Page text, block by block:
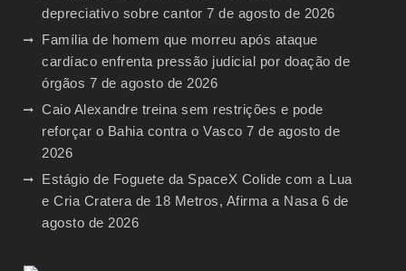
depreciativo sobre cantor 7 de agosto de 2026
Família de homem que morreu após ataque
cardíaco enfrenta pressão judicial por doação de
órgãos 7 de agosto de 2026
Caio Alexandre treina sem restrições e pode
reforçar o Bahia contra o Vasco 7 de agosto de
2026
Estágio de Foguete da SpaceX Colide com a Lua
e Cria Cratera de 18 Metros, Afirma a Nasa 6 de
agosto de 2026